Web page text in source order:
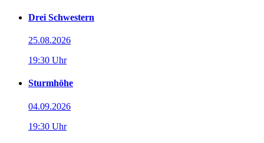
Drei Schwestern
25.08.2026
19:30 Uhr
Sturmhöhe
04.09.2026
19:30 Uhr